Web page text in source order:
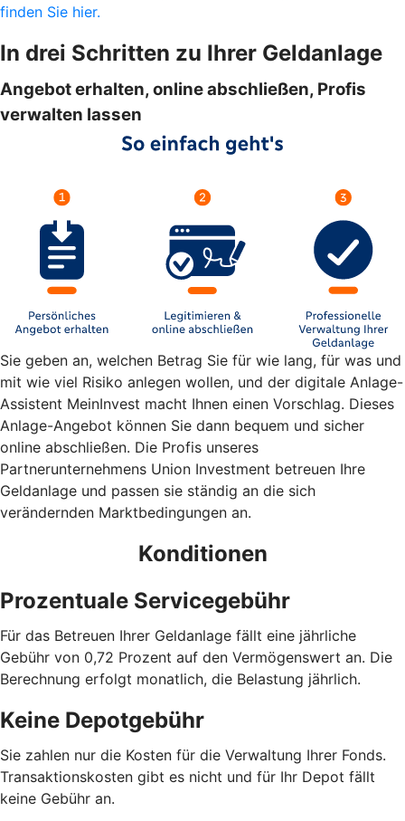
finden Sie hier.
In drei Schritten zu Ihrer Geldanlage
Angebot erhalten, online abschließen, Profis
verwalten lassen
Sie geben an, welchen Betrag Sie für wie lang, für was und
mit wie viel Risiko anlegen wollen, und der digitale Anlage-
Assistent MeinInvest macht Ihnen einen Vorschlag. Dieses
Anlage-Angebot können Sie dann bequem und sicher
online abschließen. Die Profis unseres
Partnerunternehmens Union Investment betreuen Ihre
Geldanlage und passen sie ständig an die sich
verändernden Marktbedingungen an.
Konditionen
Prozentuale Servicegebühr
Für das Betreuen Ihrer Geldanlage fällt eine jährliche
Gebühr von 0,72 Prozent auf den Vermögenswert an. Die
Berechnung erfolgt monatlich, die Belastung jährlich.
Keine Depotgebühr
Sie zahlen nur die Kosten für die Verwaltung Ihrer Fonds.
Trans­aktions­kosten gibt es nicht und für Ihr Depot fällt
keine Gebühr an.